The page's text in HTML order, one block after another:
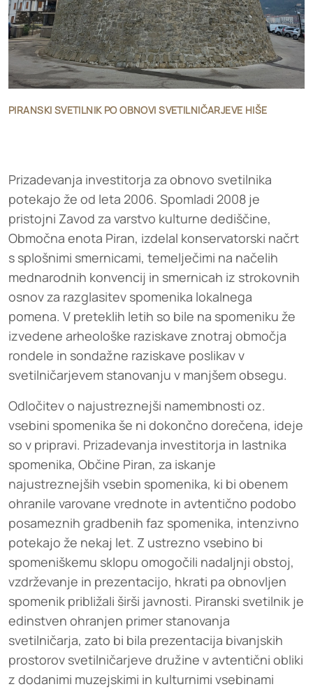
PIRANSKI SVETILNIK PO OBNOVI SVETILNIČARJEVE HIŠE
Prizadevanja investitorja za obnovo svetilnika
potekajo že od leta 2006. Spomladi 2008 je
pristojni Zavod za varstvo kulturne dediščine,
Območna enota Piran, izdelal konservatorski načrt
s splošnimi smernicami, temelječimi na načelih
mednarodnih konvencij in smernicah iz strokovnih
osnov za razglasitev spomenika lokalnega
pomena. V preteklih letih so bile na spomeniku že
izvedene arheološke raziskave znotraj območja
rondele in sondažne raziskave poslikav v
svetilničarjevem stanovanju v manjšem obsegu.
Odločitev o najustreznejši namembnosti oz.
vsebini spomenika še ni dokončno dorečena, ideje
so v pripravi. Prizadevanja investitorja in lastnika
spomenika, Občine Piran, za iskanje
najustreznejših vsebin spomenika, ki bi obenem
ohranile varovane vrednote in avtentično podobo
posameznih gradbenih faz spomenika, intenzivno
potekajo že nekaj let. Z ustrezno vsebino bi
spomeniškemu sklopu omogočili nadaljnji obstoj,
vzdrževanje in prezentacijo, hkrati pa obnovljen
spomenik približali širši javnosti. Piranski svetilnik je
edinstven ohranjen primer stanovanja
svetilničarja, zato bi bila prezentacija bivanjskih
prostorov svetilničarjeve družine v avtentični obliki
z dodanimi muzejskimi in kulturnimi vsebinami